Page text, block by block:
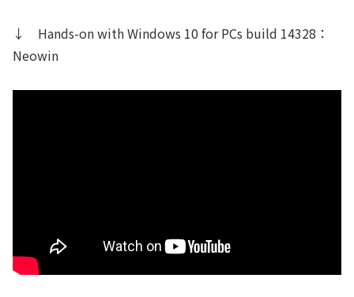
↓ Hands-on with Windows 10 for PCs build 14328：
Neowin